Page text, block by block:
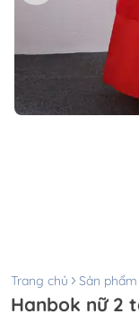
Trang chủ Sản phẩm
Hanbok nữ 2